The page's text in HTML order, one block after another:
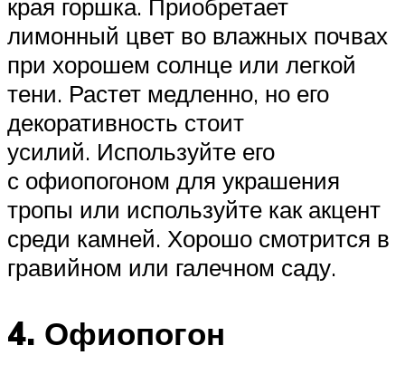
края горшка. Приобретает
лимонный цвет во влажных почвах
при хорошем солнце или легкой
тени. Растет медленно, но его
декоративность стоит
усилий. Используйте его
с офиопогоном для украшения
тропы или используйте как акцент
среди камней. Хорошо смотрится в
гравийном или галечном саду.
4. Офиопогон